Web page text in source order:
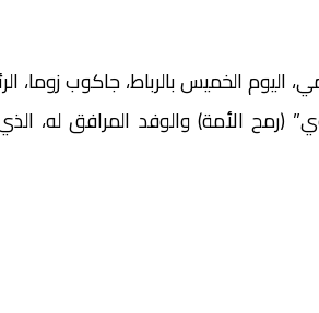
اليوم الخميس بالرباط، جاكوب زوما،
الأمة) والوفد المرافق له،